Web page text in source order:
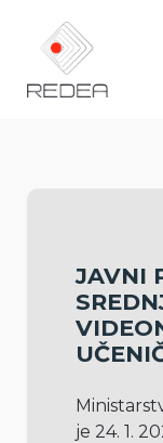
JAVNI
je 24. 1.